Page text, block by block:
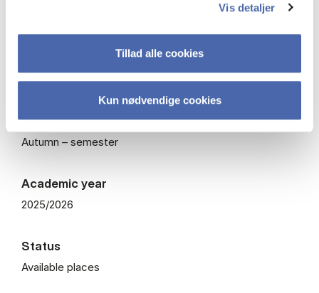
Vis detaljer
Tillad alle cookies
Kun nødvendige cookies
BPROO2010U
Teaching periods
Autumn – semester
Academic year
2025/2026
Status
Available places